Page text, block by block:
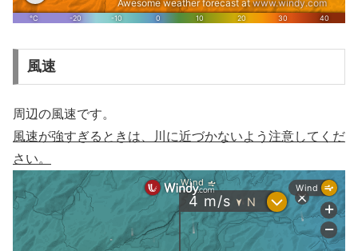
風速
周辺の風速です。
風速が強すぎるときは、川に近づかないよう注意してくだ
さい。